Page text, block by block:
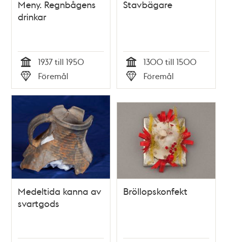
Meny. Regnbågens
drinkar
Tid
1937 till 1950
Typ
Föremål
Stavbägare
Tid
1300 till 1500
Typ
Föremål
Medeltida kanna av
svartgods
Bröllopskonfekt